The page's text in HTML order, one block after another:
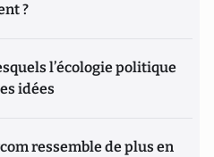
?
l’écologie politique
idées
ressemble de plus en